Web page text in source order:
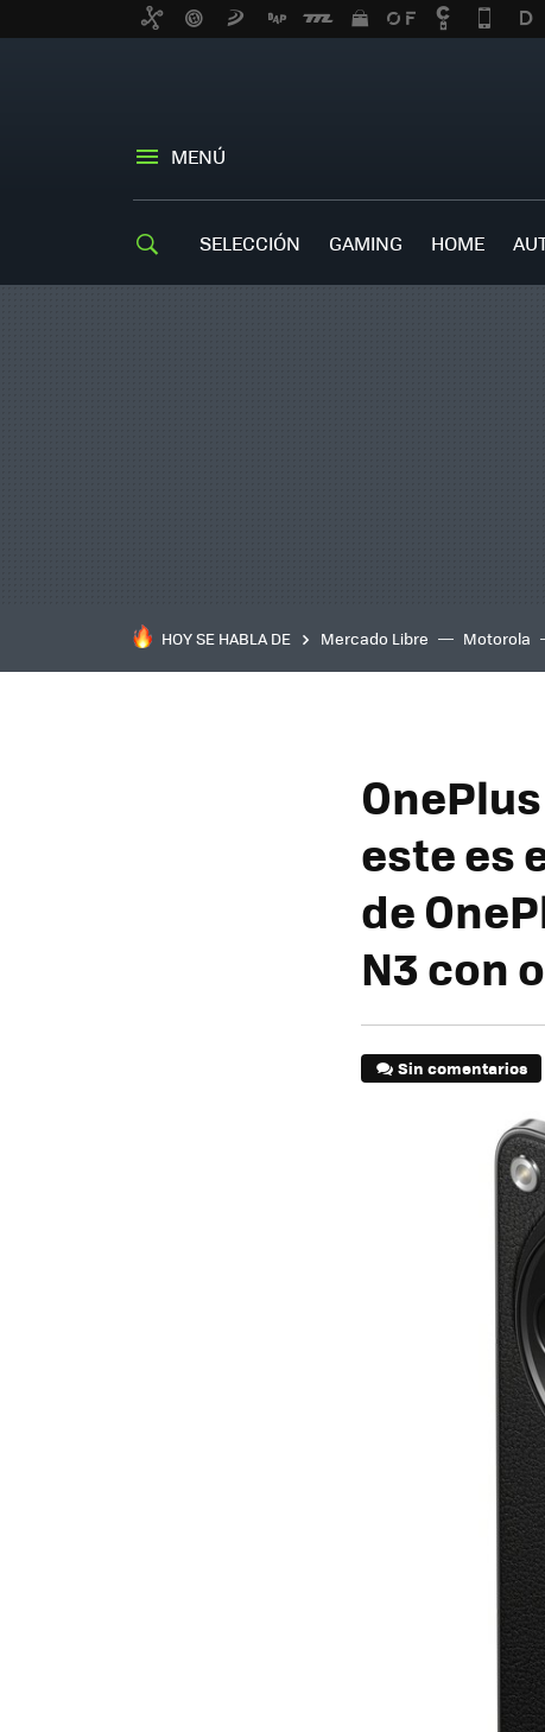
MENÚ
SELECCIÓN GAMING HOME
HOY SE HABLA DE Mercado Libre Motorola
este es
de
N3 con
Sin comentarios